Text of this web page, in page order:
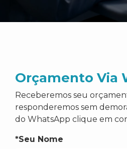
Orçamento Via
Receberemos seu
responderemos sem
do WhatsApp clique em
*Seu Nome